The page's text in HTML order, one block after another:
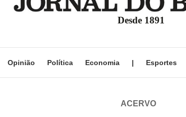
Desde 1891
Opinião Política Economia | Esportes
ACERVO